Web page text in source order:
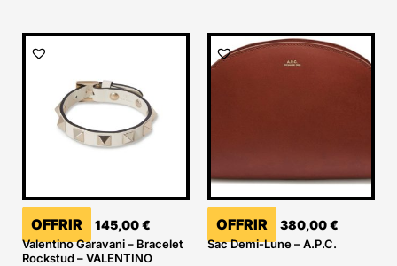
OFFRIR 145,00€
Valentino Garavani – Bracelet
Rockstud – VALENTINO
OFFRIR 380,00€
Sac Demi-Lune – A.P.C.